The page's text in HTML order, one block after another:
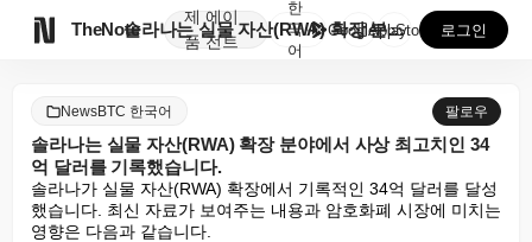
TheNote
제
품
에이
전트
솔라나는 실물 자산(RWA) 확장 분야에서 사상 최고치...
한
국
어
GooglePlay
AppStore 로그인
NewsBTC 한국어 팔로우
솔라나는 실물 자산(RWA) 확장 분야에서 사상 최고치인 34
억 달러를 기록했습니다.
솔라나가 실물 자산(RWA) 확장에서 기록적인 34억 달러를 달성
했습니다. 최신 자료가 보여주는 내용과 암호화폐 시장에 미치는
영향은 다음과 같습니다.